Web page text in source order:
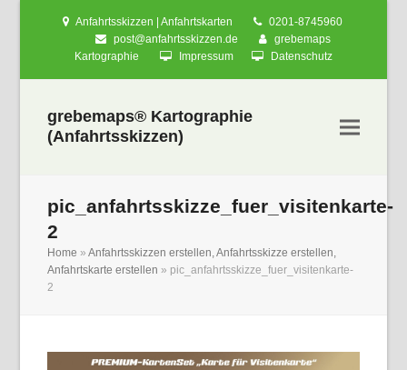
Anfahrtsskizzen | Anfahrtskarten
0201-8745960
post@anfahrtsskizzen.de
grebemaps
Kartographie
Impressum Datenschutz
grebemaps® Kartographie
(Anfahrtsskizzen)
pic_anfahrtsskizze_fuer_visitenkarte-
2
Home »Anfahrtsskizzen erstellen, Anfahrtsskizze erstellen,
Anfahrtskarte erstellen » pic_anfahrtsskizze_fuer_visitenkarte-
2